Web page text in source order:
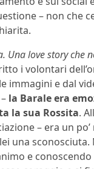
– non che
Una love story che
i volontari
immagini e dal
la Barale era
la sua Rossita.
– era un
una sconosciuta.
e